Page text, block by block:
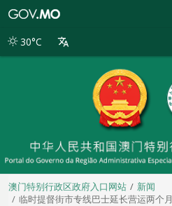
别
30°C
澳门特别行政区政府入口网站
新闻
临时提督街市专线巴士延长营运两个月